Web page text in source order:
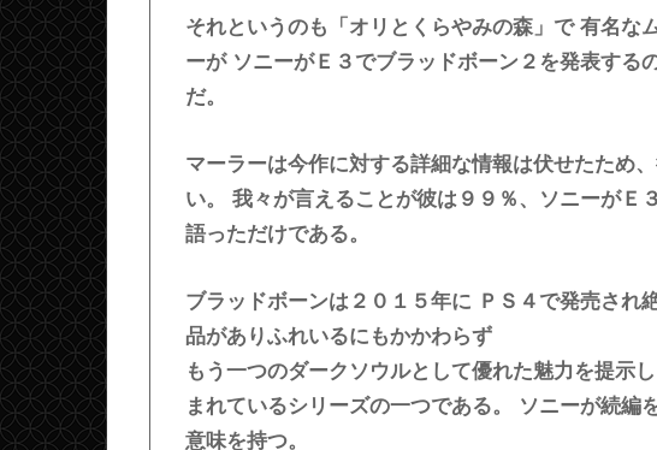
それというのも「オリとくらやみの森」で 有名な
ーが ソニーがＥ３でブラッドボーン２を発表する
だ。
マーラーは今作に対する詳細な情報は伏せたため
い。 我々が言えることが彼は９９％、ソニーがＥ
語っただけである。
ブラッドボーンは２０１５年に ＰＳ４で発売され
品がありふれいるにもかかわらず
もう一つのダークソウルとして優れた魅力を提示
まれているシリーズの一つである。 ソニーが続編
意味を持つ。